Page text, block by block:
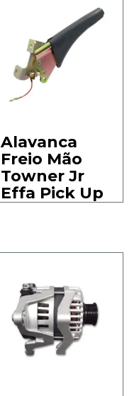
Alavanca
Freio Mão
Towner Jr
Effa Pick Up